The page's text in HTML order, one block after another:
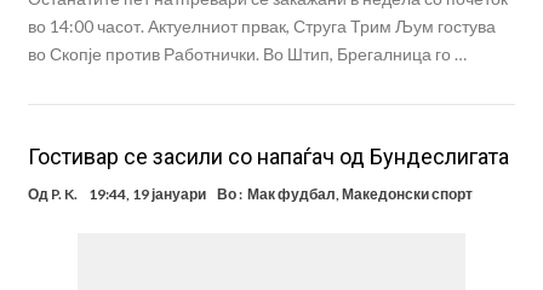
во 14:00 часот. Актуелниот првак, Струга Трим Љум гостува
во Скопје против Работнички. Во Штип, Брегалница го …
Гостивар се засили со напаѓач од Бундеслигата
Од P. K. 19:44, 19 јануари Во : Мак фудбал,Македонски спорт